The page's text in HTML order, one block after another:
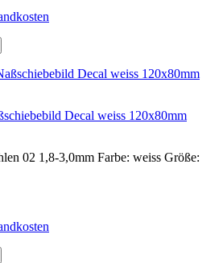
Decal weiss 120x80mm
02 1,8-3,0mm Farbe: weiss Größe: